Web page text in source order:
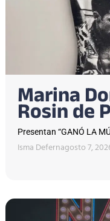
Marina
Rosin de
Presentan “GANÓ LA
Isma Defernagosto 7,